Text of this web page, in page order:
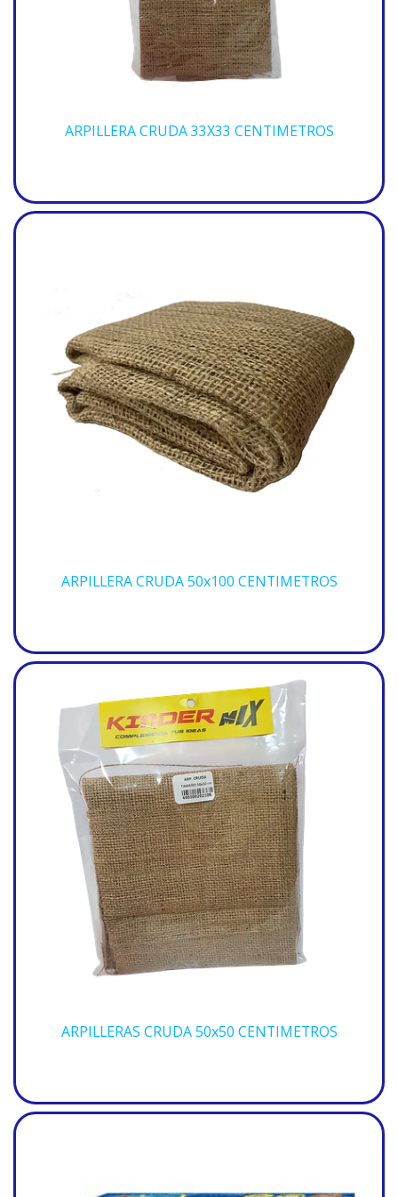
ARPILLERA CRUDA 33X33 CENTIMETROS
ARPILLERA CRUDA 50x100 CENTIMETROS
ARPILLERAS CRUDA 50x50 CENTIMETROS